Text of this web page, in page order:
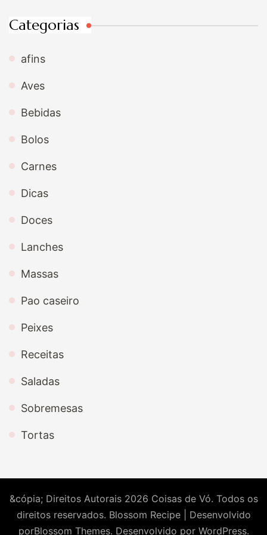
Categorias
afins
Aves
Bebidas
Bolos
Carnes
Dicas
Doces
Lanches
Massas
Pao caseiro
Peixes
Receitas
Saladas
Sobremesas
Tortas
&cópia; Direitos Autorais 2026 Coisas de Vó. Todos os
direitos reservados. Blossom Recipe | Desenvolvido
porBlossom Themes. Desenvolvido por WordPress.